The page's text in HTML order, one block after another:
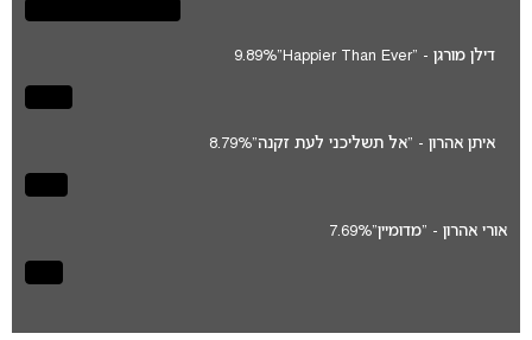
דילן מורגן - "Happier Than Ever" 9.89%
איתן אהרון - "אל תשליכני לעת זקנה"8.79%
אורי אהרון - "מדומיין"7.69%